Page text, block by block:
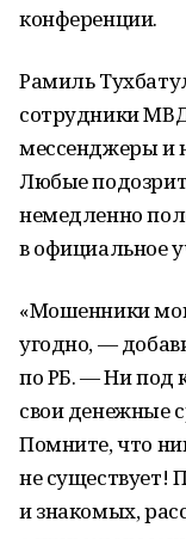
конференции.
Рамиль
сотрудники
мессенджеры и
Любые
немедленно
в официальное
«Мошенники
угодно, —
по РБ. — Ни под
свои денежные
Помните, что
не существует!
и знакомых,